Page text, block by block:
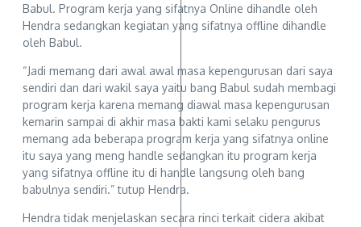
Babul. Program kerja yang sifatnya Online dihandle oleh
Hendra sedangkan kegiatan yang sifatnya offline dihandle
oleh Babul.
“Jadi memang dari awal awal masa kepengurusan dari saya
sendiri dan dari wakil saya yaitu bang Babul sudah membagi
program kerja karena memang diawal masa kepengurusan
kemarin sampai di akhir masa bakti kami selaku pengurus
memang ada beberapa program kerja yang sifatnya online
itu saya yang meng handle sedangkan itu program kerja
yang sifatnya offline itu di handle langsung oleh bang
babulnya sendiri.” tutup Hendra.
Hendra tidak menjelaskan secara rinci terkait cidera akibat